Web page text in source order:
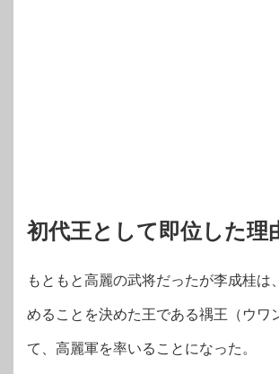
初代王として即位した理
もともと高麗の武将だったが李成桂は
めることを決めた王である禑王（ウワ
て、高麗軍を率いることになった。